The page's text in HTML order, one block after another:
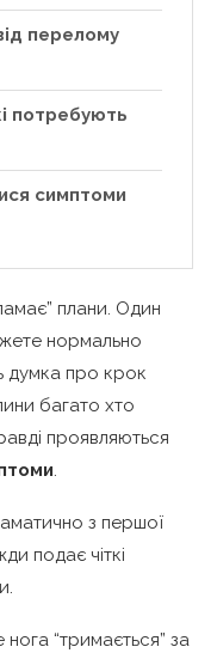
перелому
потребують
симптоми
плани. Один
нормально
думка про крок
багато хто
проявляються
.
з першої
подає чіткі
“тримається” за